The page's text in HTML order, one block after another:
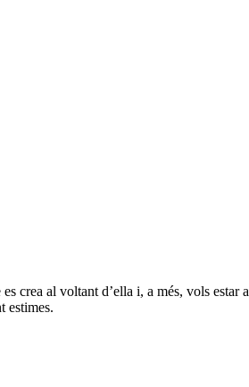
crea al voltant d’ella i, a més, vols
estimes.